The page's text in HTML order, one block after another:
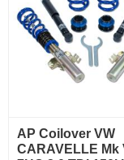
AP Coilover VW
CARAVELLE Mk